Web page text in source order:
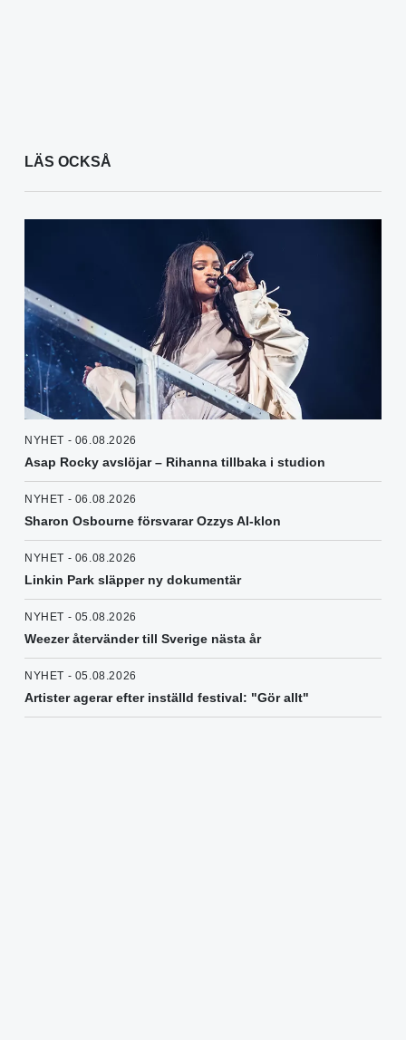
LÄS OCKSÅ
NYHET - 06.08.2026
Asap Rocky avslöjar – Rihanna tillbaka i studion
NYHET - 06.08.2026
Sharon Osbourne försvarar Ozzys AI-klon
NYHET - 06.08.2026
Linkin Park släpper ny dokumentär
NYHET - 05.08.2026
Weezer återvänder till Sverige nästa år
NYHET - 05.08.2026
Artister agerar efter inställd festival: "Gör allt"